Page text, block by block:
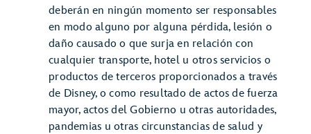
deberán en ningún momento ser responsables
en modo alguno por alguna pérdida, lesión o
daño causado o que surja en relación con
cualquier transporte, hotel u otros servicios o
productos de terceros proporcionados a través
de Disney, o como resultado de actos de fuerza
mayor, actos del Gobierno u otras autoridades,
pandemias u otras circunstancias de salud y